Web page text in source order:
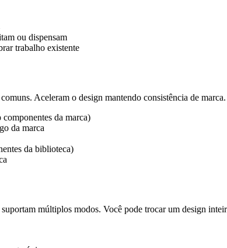
ou dispensam
trabalho existente
Aceleram o design mantendo consistência de marca.
da marca)
da marca
da biblioteca)
múltiplos modos. Você pode trocar um design